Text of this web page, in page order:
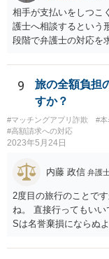
相手が支払いをしつこ
護士へ相談するという
段階で弁護士の対応を
のかを考えておく必要
9
旅の全額負担
すか？
#マッチングアプリ詐欺 #本
#高額請求への対応
2023年5月24日
内藤 政信 弁護
2度目の旅行のことで
ね。 直接行ってもい
Sは名誉棄損にならぬ